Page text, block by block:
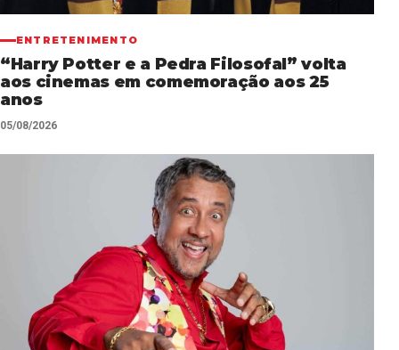
ENTRETENIMENTO
“Harry Potter e a Pedra Filosofal” volta
aos cinemas em comemoração aos 25
anos
05/08/2026